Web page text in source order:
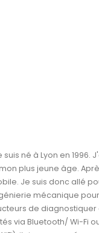
né à Lyon en
plus jeune âge.
Je suis donc allé
mécanique
de
via Bluetooth/ Wi-Fi